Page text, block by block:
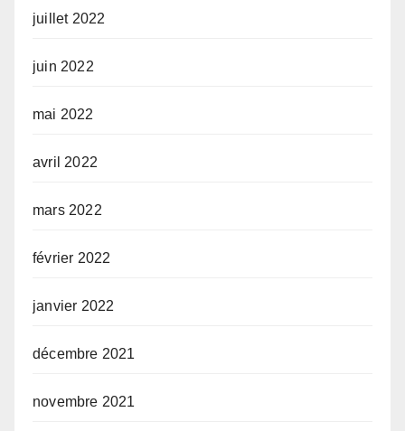
juillet 2022
juin 2022
mai 2022
avril 2022
mars 2022
février 2022
janvier 2022
décembre 2021
novembre 2021